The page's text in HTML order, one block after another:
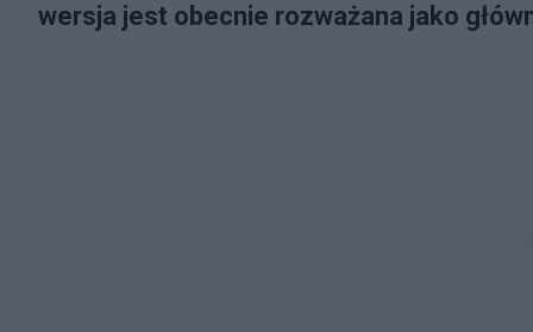
wersja jest obecnie rozważana jako